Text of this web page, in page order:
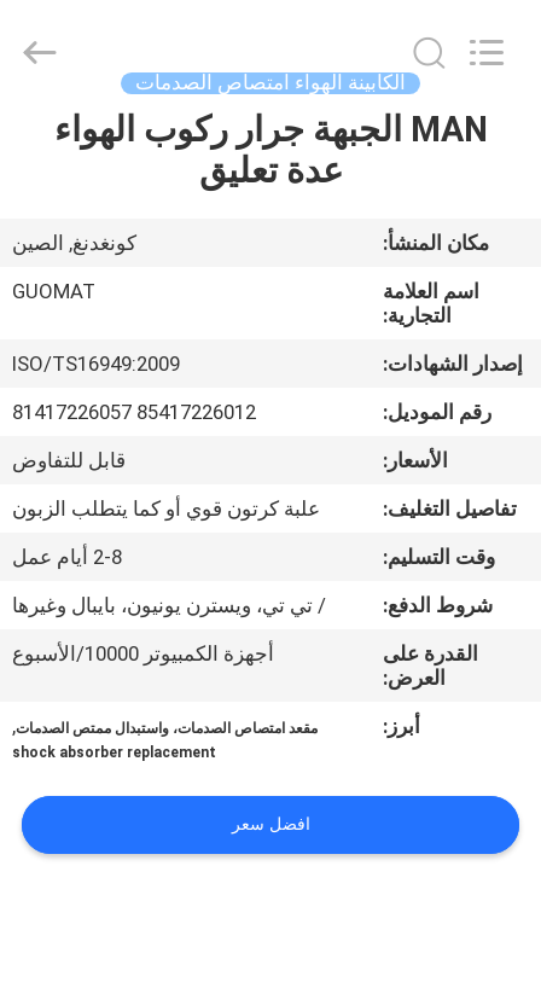
الصفحة
منتجات
معلومات
عنا
المعمل
مراقبة
الجودة
اطلب
الكابينة الهواء امتصاص الصدمات
MAN الجبهة جرار ركوب الهواء
عدة تعليق
مكان المنشأ:
كونغدنغ, الصين
اسم العلامة
التجارية:
GUOMAT
إصدار الشهادات:
ISO/TS16949:2009
رقم الموديل:
85417226012 81417226057
الأسعار:
قابل للتفاوض
تفاصيل التغليف:
علبة كرتون قوي أو كما يتطلب الزبون
وقت التسليم:
2-8 أيام عمل
شروط الدفع:
/ تي تي، ويسترن يونيون، بايبال وغيرها
القدرة على
العرض:
أجهزة الكمبيوتر 10000/الأسبوع
أبرز: مقعد امتصاص الصدمات، واستبدال ممتص الصدمات,
shock absorber replacement
افضل سعر